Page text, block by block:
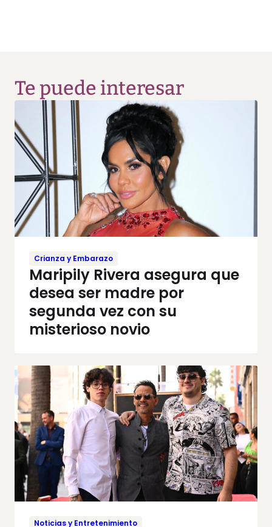
Te puede interesar
Crianza y Embarazo
Maripily Rivera asegura que
desea ser madre por
segunda vez con su
misterioso novio
Noticias y Entretenimiento